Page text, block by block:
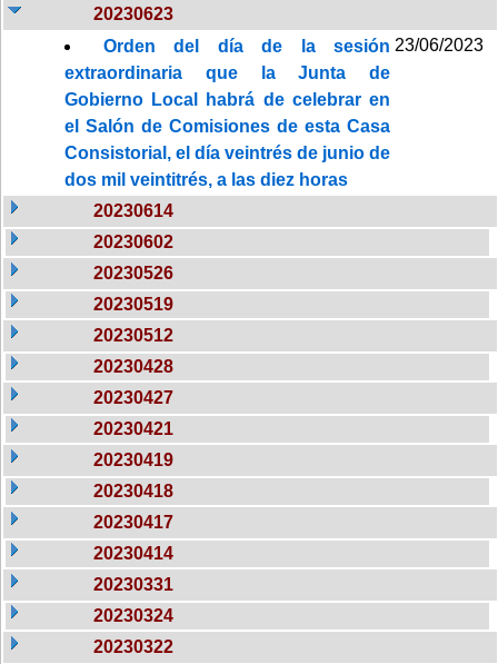
20230623
Orden del día de la sesión
extraordinaria que la Junta de
Gobierno Local habrá de celebrar en
el Salón de Comisiones de esta Casa
Consistorial, el día veintrés de junio de
dos mil veintitrés, a las diez horas
23/06/2023
20230614
20230602
20230526
20230519
20230512
20230428
20230427
20230421
20230419
20230418
20230417
20230414
20230331
20230324
20230322